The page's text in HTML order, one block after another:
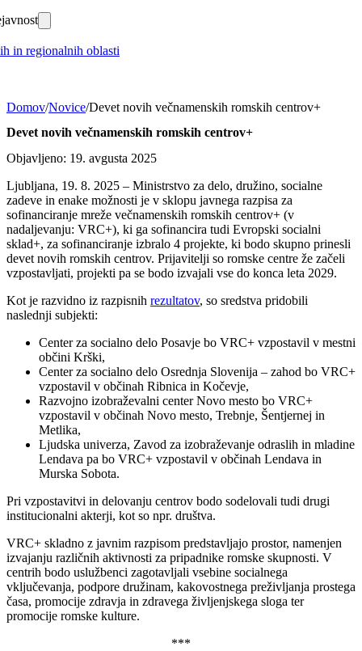
in regionalnih oblasti
Domov/Novice/Devet novih večnamenskih romskih centrov+
Devet novih večnamenskih romskih centrov+
Objavljeno: 19. avgusta 2025
Ljubljana, 19. 8. 2025 – Ministrstvo za delo, družino, socialne
zadeve in enake možnosti je v sklopu javnega razpisa za
sofinanciranje mreže večnamenskih romskih centrov+ (v
nadaljevanju: VRC+), ki ga sofinancira tudi Evropski socialni
sklad+, za sofinanciranje izbralo 4 projekte, ki bodo skupno prinesli
devet novih romskih centrov. Prijavitelji so romske centre že začeli
vzpostavljati, projekti pa se bodo izvajali vse do konca leta 2029.
Kot je razvidno iz razpisnih rezultatov, so sredstva pridobili
naslednji subjekti:
Center za socialno delo Posavje bo VRC+ vzpostavil v mestni
občini Krški,
Center za socialno delo Osrednja Slovenija – zahod bo VRC+
vzpostavil v občinah Ribnica in Kočevje,
Razvojno izobraževalni center Novo mesto bo VRC+
vzpostavil v občinah Novo mesto, Trebnje, Šentjernej in
Metlika,
Ljudska univerza, Zavod za izobraževanje odraslih in mladine
Lendava pa bo VRC+ vzpostavil v občinah Lendava in
Murska Sobota.
Pri vzpostavitvi in delovanju centrov bodo sodelovali tudi drugi
institucionalni akterji, kot so npr. društva.
VRC+ skladno z javnim razpisom predstavljajo prostor, namenjen
izvajanju različnih aktivnosti za pripadnike romske skupnosti. V
centrih bodo uslužbenci zagotavljali vsebine socialnega
vključevanja, podpore družinam, kakovostnega preživljanja prostega
časa, promocije zdravja in zdravega življenjskega sloga ter
promocije romske kulture.
***